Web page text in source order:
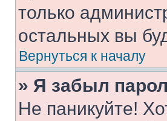
только
остальных вы
Вернуться к началу
» Я забыл
Не паникуйте!